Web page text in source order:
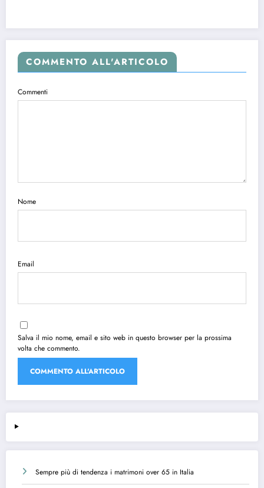
COMMENTO ALL'ARTICOLO
Commenti
Nome
Email
Salva il mio nome, email e sito web in questo browser per la prossima
volta che commento.
Sempre più di tendenza i matrimoni over 65 in Italia